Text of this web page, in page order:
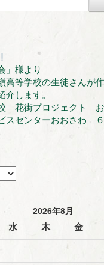
」様より
高等学校の生徒さんが
介します。
花街プロジェクト お
スセンターおおさわ
2026年8月
水 木 金